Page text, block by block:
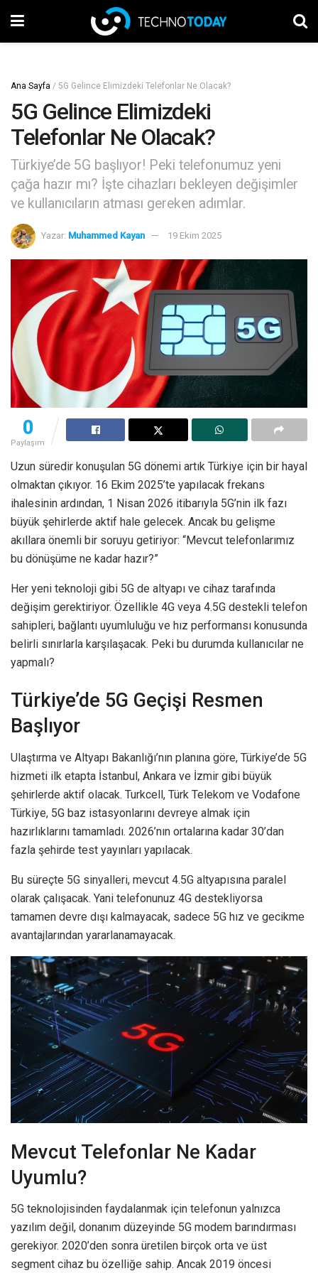
Ana Sayfa / 5G Gelince Elimizdeki Telefonlar Ne Olacak?
5G Gelince Elimizdeki
Telefonlar Ne Olacak?
Türkiye’de 5G başlıyor! Peki telefonumuz yeni
çağa hazır mı? İşte cihazları bekleyen değişimler
ve kullanıcıların atması gereken adımlar.
Yazar: Muhammed Kayan 19 Ekim 2025
0
Paylaşım
Uzun süredir konuşulan 5G dönemi artık Türkiye için bir hayal
olmaktan çıkıyor. 16 Ekim 2025’te yapılacak frekans
ihalesinin ardından, 1 Nisan 2026 itibarıyla 5G’nin ilk fazı
büyük şehirlerde aktif hale gelecek. Ancak bu gelişme
akıllara önemli bir soruyu getiriyor: “Mevcut telefonlarımız
bu dönüşüme ne kadar hazır?”
Her yeni teknoloji gibi 5G de altyapı ve cihaz tarafında
değişim gerektiriyor. Özellikle 4G veya 4.5G destekli telefon
sahipleri, bağlantı uyumluluğu ve hız performansı konusunda
belirli sınırlarla karşılaşacak. Peki bu durumda kullanıcılar ne
yapmalı?
Türkiye’de 5G Geçişi Resmen
Başlıyor
Ulaştırma ve Altyapı Bakanlığı’nın planına göre, Türkiye’de 5G
hizmeti ilk etapta İstanbul, Ankara ve İzmir gibi büyük
şehirlerde aktif olacak. Turkcell, Türk Telekom ve Vodafone
Türkiye, 5G baz istasyonlarını devreye almak için
hazırlıklarını tamamladı. 2026’nın ortalarına kadar 30’dan
fazla şehirde test yayınları yapılacak.
Bu süreçte 5G sinyalleri, mevcut 4.5G altyapısına paralel
olarak çalışacak. Yani telefonunuz 4G destekliyorsa
tamamen devre dışı kalmayacak, sadece 5G hız ve gecikme
avantajlarından yararlanamayacak.
Mevcut Telefonlar Ne Kadar
Uyumlu?
5G teknolojisinden faydalanmak için telefonun yalnızca
yazılım değil, donanım düzeyinde 5G modem barındırması
gerekiyor. 2020’den sonra üretilen birçok orta ve üst
segment cihaz bu özelliğe sahip. Ancak 2019 öncesi